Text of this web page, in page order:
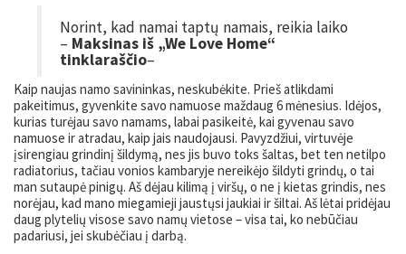
Norint, kad namai taptų namais, reikia laiko
– Maksinas iš „We Love Home“
tinklaraščio–
Kaip naujas namo savininkas, neskubėkite. Prieš atlikdami
pakeitimus, gyvenkite savo namuose maždaug 6 mėnesius. Idėjos,
kurias turėjau savo namams, labai pasikeitė, kai gyvenau savo
namuose ir atradau, kaip jais naudojausi. Pavyzdžiui, virtuvėje
įsirengiau grindinį šildymą, nes jis buvo toks šaltas, bet ten netilpo
radiatorius, tačiau vonios kambaryje nereikėjo šildyti grindų, o tai
man sutaupė pinigų. Aš dėjau kilimą į viršų, o ne į kietas grindis, nes
norėjau, kad mano miegamieji jaustųsi jaukiai ir šiltai. Aš lėtai pridėjau
daug plytelių visose savo namų vietose – visa tai, ko nebūčiau
padariusi, jei skubėčiau į darbą.